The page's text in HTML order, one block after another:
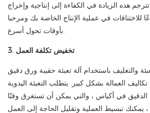
هذه الزيادة في الكفاءة إلى إنتاجية وإخراج
للاختناقات في عملية الإنتاج الخاصة بك ومرحبا
بأوقات تحول أسرع.
3. تخفيض تكلفة العمل
والتغليف باستخدام آلة تعبئة حقيبة ورق دقيق
العمالة بشكل كبير. يتطلب التعبئة اليدوية
الدقيق في أكياس ، والتي يمكن أن تستغرق وقتًا
يمكنك تبسيط العملية وتقليل الحاجة إلى العمل